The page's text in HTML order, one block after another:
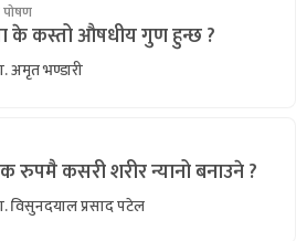
पोषण
के कस्तो औषधीय गुण हुन्छ ?
अमृत भण्डारी
रुपमै कसरी शरीर न्यानो बनाउने ?
विसुनदयाल प्रसाद पटेल